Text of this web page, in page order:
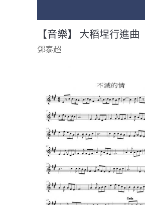
【音樂】 大稻埕行進曲
鄧泰超